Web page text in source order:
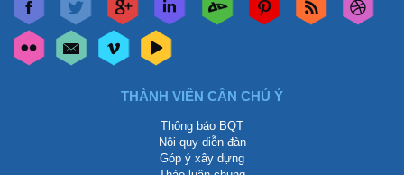
THÀNH VIÊN CẦN CHÚ Ý
Thông báo BQT
Nội quy diễn đàn
Góp ý xây dựng